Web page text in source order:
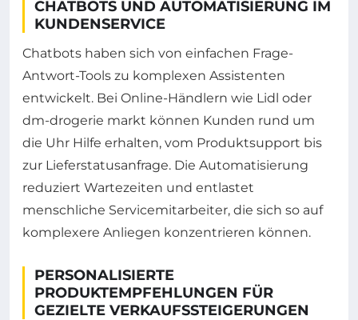
CHATBOTS UND AUTOMATISIERUNG IM
KUNDENSERVICE
Chatbots haben sich von einfachen Frage-
Antwort-Tools zu komplexen Assistenten
entwickelt. Bei Online-Händlern wie Lidl oder
dm-drogerie markt können Kunden rund um
die Uhr Hilfe erhalten, vom Produktsupport bis
zur Lieferstatusanfrage. Die Automatisierung
reduziert Wartezeiten und entlastet
menschliche Servicemitarbeiter, die sich so auf
komplexere Anliegen konzentrieren können.
PERSONALISIERTE
PRODUKTEMPFEHLUNGEN FÜR
GEZIELTE VERKAUFSSTEIGERUNGEN